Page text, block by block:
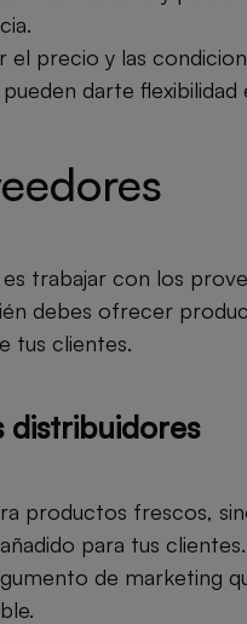
precio y las
darte flexibilidad
trabajar con los
debes ofrecer
tus clientes.
distribuidores
productos frescos,
para tus
de marketing